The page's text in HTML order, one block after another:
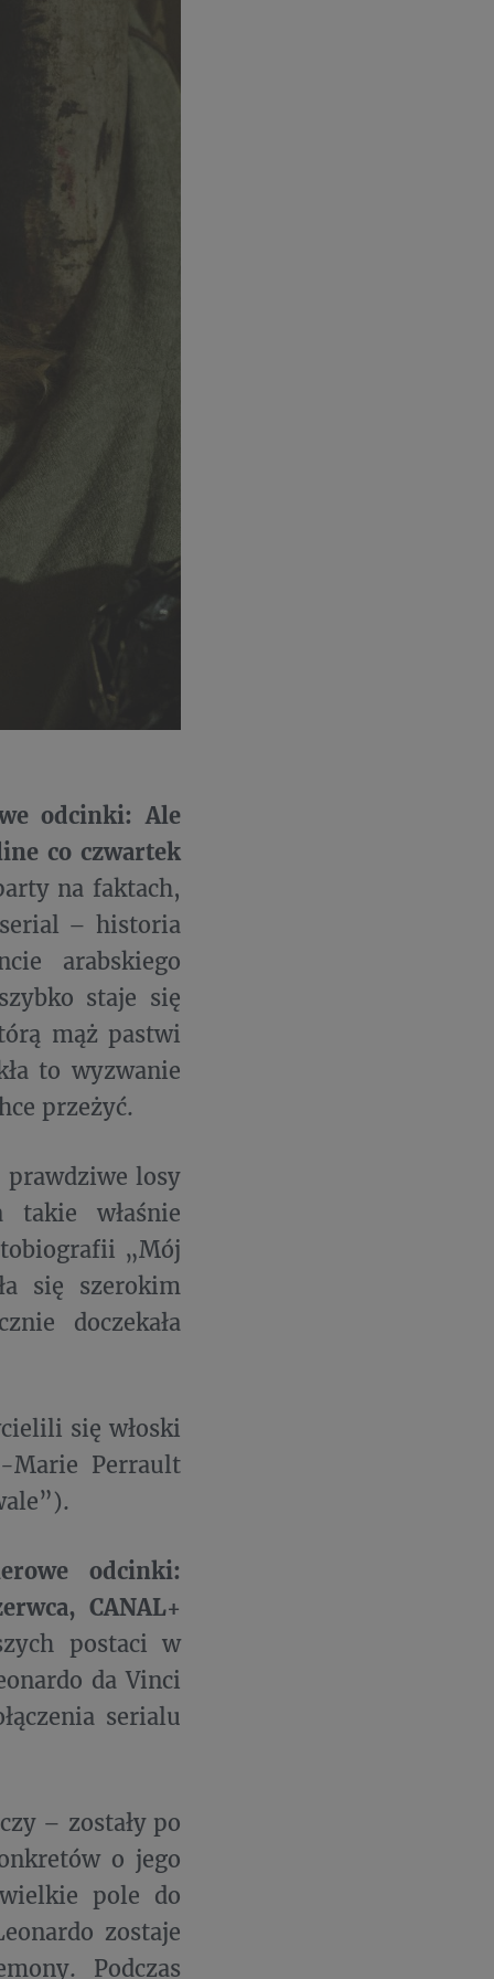
odcinki: Ale
co czwartek
na faktach,
– historia
arabskiego
staje się
mąż pastwi
to wyzwanie
przeżyć.
losy
takie właśnie
„Mój
się szerokim
doczekała
się włoski
Marie Perrault
odcinki:
CANAL+
postaci w
da Vinci
serialu
– zostały po
o jego
pole do
zostaje
Podczas